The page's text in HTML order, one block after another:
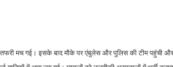
मच गई। इसके बाद मौके पर एंबुलेस और पुलिस की टीम पहुंची और